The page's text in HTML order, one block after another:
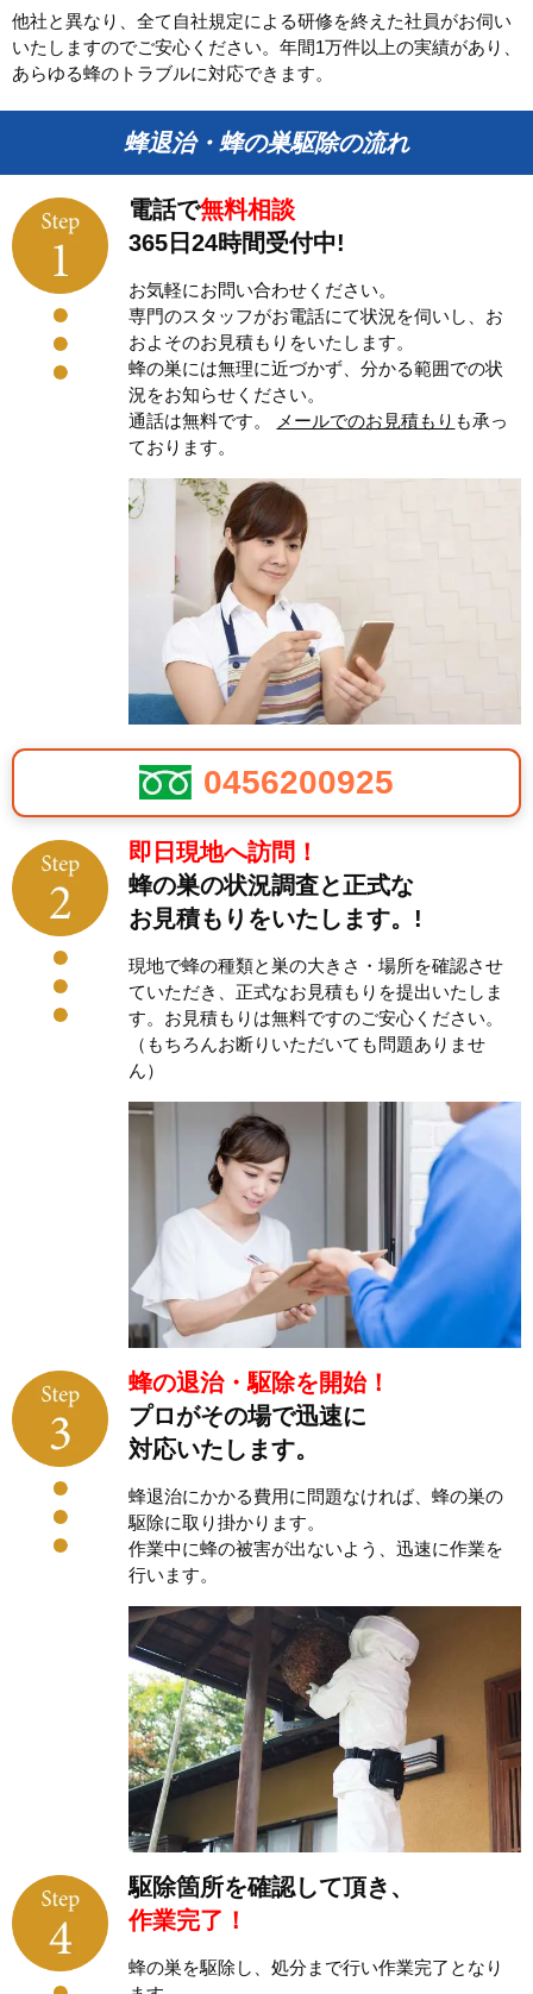
他社と異なり、全て自社規定による研修を終えた社員がお伺い
いたしますのでご安心ください。年間1万件以上の実績があり、
あらゆる蜂のトラブルに対応できます。
蜂退治・蜂の巣駆除の流れ
電話で無料相談
365日24時間受付中!
お気軽にお問い合わせください。
専門のスタッフがお電話にて状況を伺いし、お
およそのお見積もりをいたします。
蜂の巣には無理に近づかず、分かる範囲での状
況をお知らせください。
通話は無料です。
メールでのお見積もり も承っ
ております。
0456200925
即日現地へ訪問！
蜂の巣の状況調査と正式な
お見積もりをいたします。!
現地で蜂の種類と巣の大きさ・場所を確認させ
ていただき、正式なお見積もりを提出いたしま
す。お見積もりは無料ですのご安心ください。
（もちろんお断りいただいても問題ありませ
ん）
蜂の退治・駆除を開始！
プロがその場で迅速に
対応いたします。
蜂退治にかかる費用に問題なければ、蜂の巣の
駆除に取り掛かります。
作業中に蜂の被害が出ないよう、迅速に作業を
行います。
駆除箇所を確認して頂き、
作業完了！
蜂の巣を駆除し、処分まで行い作業完了となり